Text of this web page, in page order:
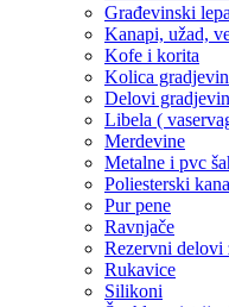
Građevinski
Kanapi, užad,
Kofe i korita
Kolica
Delovi
Libela (
Merdevine
Metalne i pvc
Poliesterski
Pur pene
Ravnjače
Rezervni delovi
Rukavice
Silikoni